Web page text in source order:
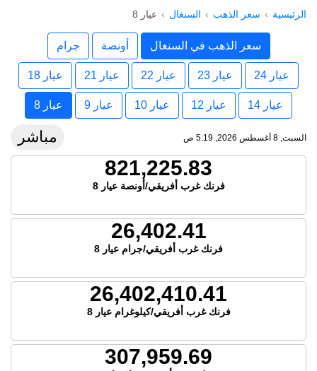
الرئيسية سعر الذهب السنغال عيار 8
سعر الذهب في السنغال أونصة جرام
عيار 24 عيار 23 عيار 22 عيار 21 عيار 18
عيار 14 عيار 12 عيار 10 عيار 9 عيار 8
السبت, 8 أغسطس 2026, 5:19 ص مباشر
821,225.83
فرنك غرب أفريقي/أونصة عيار 8
26,402.41
فرنك غرب أفريقي/جرام عيار 8
26,402,410.41
فرنك غرب أفريقي/كيلوغرام عيار 8
307,959.69